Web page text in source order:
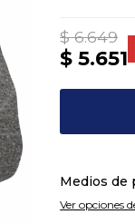
$ 5.651
$ 6.649
Medios de
Ver opciones